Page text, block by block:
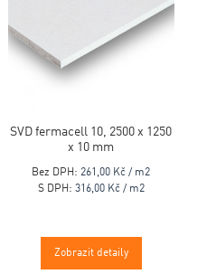
SVD fermacell 10, 2500 x 1250
x 10 mm
Bez DPH: 261,00 Kč / m2
S DPH: 316,00 Kč / m2
Zobrazit detaily